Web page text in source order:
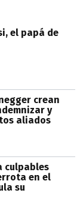
el papá de
crean
y
aliados
culpables
en el
su